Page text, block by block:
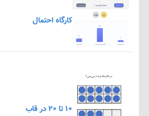
کارگاه احتمال
۱۰ تا ۲۰ در قاب